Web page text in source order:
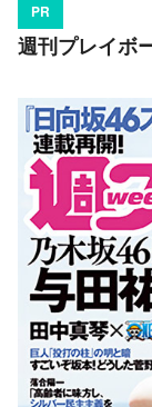
PR
週刊プレイ